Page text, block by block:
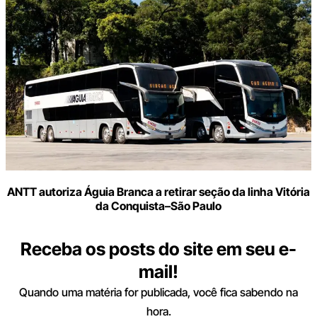
ANTT autoriza Águia Branca a retirar seção da linha Vitória
da Conquista–São Paulo
Receba os posts do site em seu e-
mail!
Quando uma matéria for publicada, você fica sabendo na
hora.